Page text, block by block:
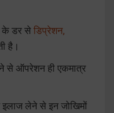
के डर से डिप्रेशन,
है।
से ऑपरेशन ही एकमात्र
इलाज लेने से इन जोखिमों